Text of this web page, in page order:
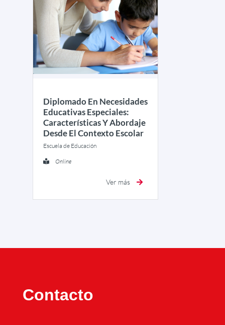
Diplomado En Necesidades
Educativas Especiales:
Características Y Abordaje
Desde El Contexto Escolar
Escuela de Educación
Online
Ver más
Contacto